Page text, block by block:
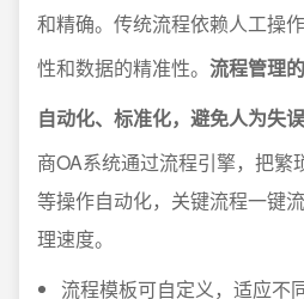
和精确。传统流程依赖人工操
性和数据的精准性。 流程管理
自动化、标准化，避免人为失
商OA系统通过流程引擎，把繁
等操作自动化，关键流程一键
理速度。
流程模板可自定义，适应不